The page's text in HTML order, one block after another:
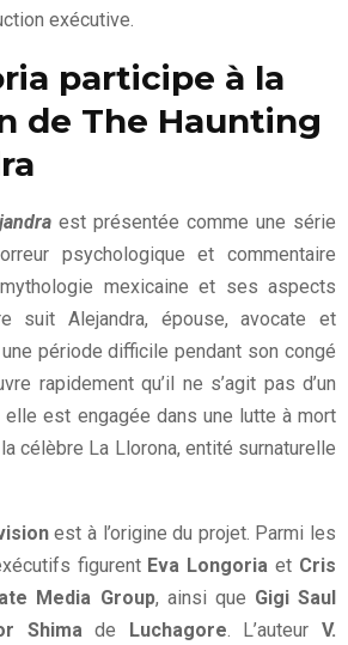
exécutive.
participe à la
de The Haunting
est présentée comme une série
psychologique et commentaire
mexicaine et ses aspects
suit Alejandra, épouse, avocate et
période difficile pendant son congé
rapidement qu’il ne s’agit pas d’un
est engagée dans une lutte à mort
célèbre La Llorona, entité surnaturelle
est à l’origine du projet. Parmi les
figurent Eva Longoria et Cris
Media Group, ainsi que Gigi Saul
Shima de Luchagore . L’auteurV.